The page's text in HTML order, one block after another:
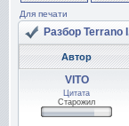
Для печати
Разбор Terrano
Автор
VITO
Цитата
Старожил